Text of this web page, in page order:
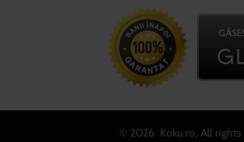
© 2026 Koku.ro, All rights